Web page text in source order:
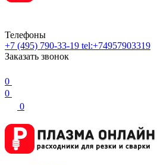
Телефоны
+7 (495) 790-33-19 tel:+74957903319
Заказать звонок
0
0
0